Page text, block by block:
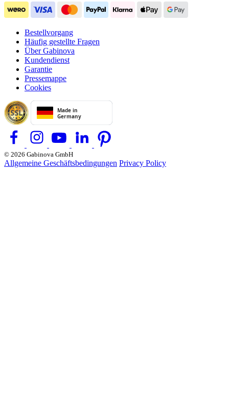
Bestellvorgang
Häufig gestellte Fragen
Über Gabinova
Kundendienst
Garantie
Pressemappe
Cookies
© 2026 Gabinova GmbH
Allgemeine Geschäftsbedingungen Privacy Policy